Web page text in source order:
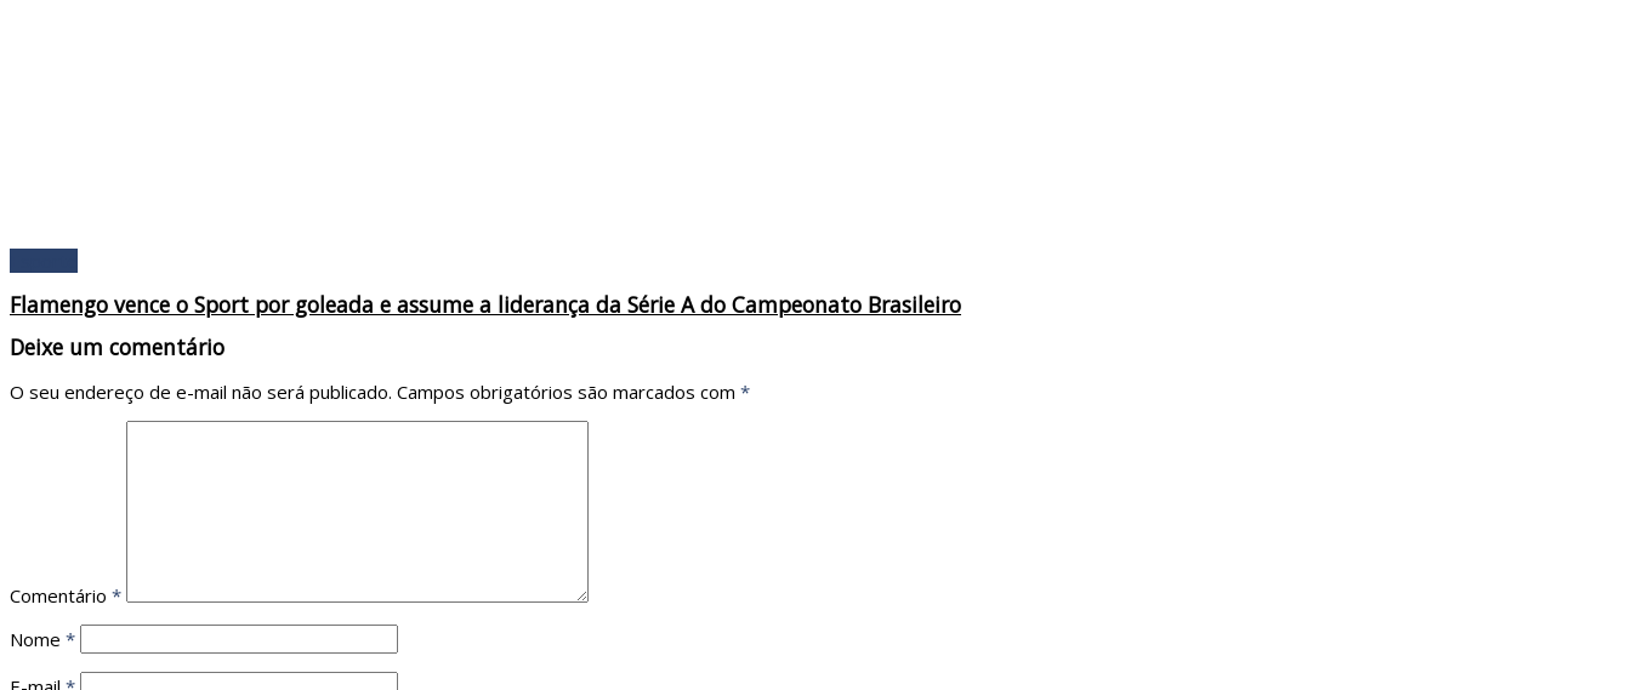
Flamengo vence o Sport por goleada e assume a liderança da Série A do Campeonato Brasileiro
Deixe um comentário
O seu endereço de e-mail não será publicado. Campos obrigatórios são marcados com *
Comentário *
Nome *